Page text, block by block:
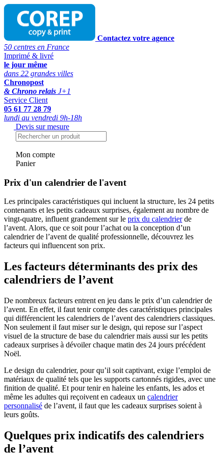
Contactez votre agence
50 centres en France
Imprimé & livré
le jour même
dans 22 grandes villes
Chronopost
& Chrono relais J+1
Service Client
05 61 77 28 79
lundi au vendredi 9h-18h
Devis sur mesure
Mon compte
Panier
Prix d'un calendrier de l'avent
Les principales caractéristiques qui incluent la structure, les 24 petits
contenants et les petits cadeaux surprises, également au nombre de
vingt-quatre, influent grandement sur le prix du calendrierde
l’avent. Alors, que ce soit pour l’achat ou la conception d’un
calendrier de l’avent de qualité professionnelle, découvrez les
facteurs qui influencent son prix.
Les facteurs déterminants des prix des
calendriers de l’avent
De nombreux facteurs entrent en jeu dans le prix d’un calendrier de
l’avent. En effet, il faut tenir compte des caractéristiques principales
qui différencient les calendriers de l’avent des calendriers classiques.
Non seulement il faut miser sur le design, qui repose sur l’aspect
visuel de la structure de base du calendrier mais aussi sur les petits
cadeaux surprises à dévoiler chaque matin des 24 jours précédent
Noël.
Le design du calendrier, pour qu’il soit captivant, exige l’emploi de
matériaux de qualité tels que les supports cartonnés rigides, avec une
finition de qualité. Et pour tenir en haleine les enfants, les ados et
même les adultes qui reçoivent en cadeaux un calendrier
personnalisé de l’avent, il faut que les cadeaux surprises soient à
leurs goûts.
Quelques prix indicatifs des calendriers
de l’avent